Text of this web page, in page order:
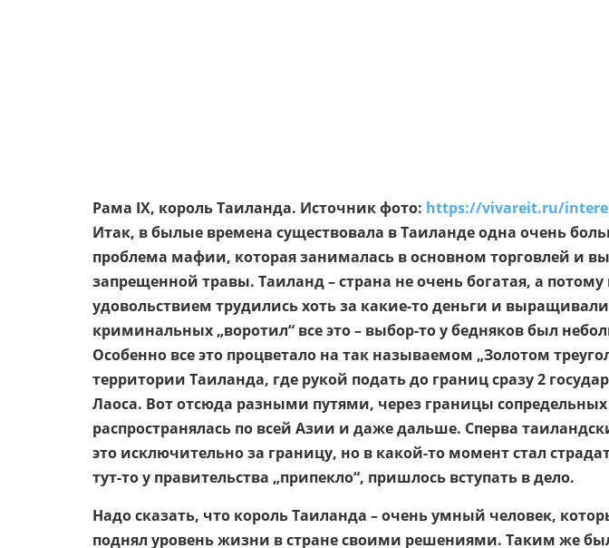
Рама IX, король Таиланда. Источник фото: https://vivareit.ru/
Итак, в былые времена существовала в Таиланде одна очень
проблема мафии, которая занималась в основном торговлей и
запрещенной травы. Таиланд – страна не очень богатая, а потому
удовольствием трудились хоть за какие-то деньги и
криминальных „воротил“ все это – выбор-то у бедняков был
Особенно все это процветало на так называемом „Золотом
территории Таиланда, где рукой подать до границ сразу 2
Лаоса. Вот отсюда разными путями, через границы сопредельных
распространялась по всей Азии и даже дальше. Сперва
это исключительно за границу, но в какой-то момент стал
тут-то у правительства „припекло“, пришлось вступать в дело.
Надо сказать, что король Таиланда – очень умный человек,
поднял уровень жизни в стране своими решениями. Таким же